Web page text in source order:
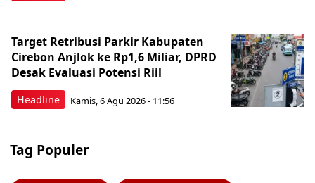
Headline
Target Retribusi Parkir Kabupaten
Cirebon Anjlok ke Rp1,6 Miliar, DPRD
Desak Evaluasi Potensi Riil
Kamis, 6 Agu 2026 - 11:56
Tag Populer